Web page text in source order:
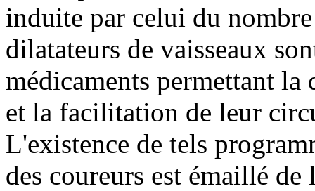
induite par celui du
dilatateurs de vaisseaux
médicaments permettant
et la facilitation de leur
L'existence de tels
des coureurs est émaillé